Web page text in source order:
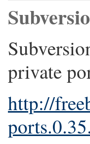
private
http://